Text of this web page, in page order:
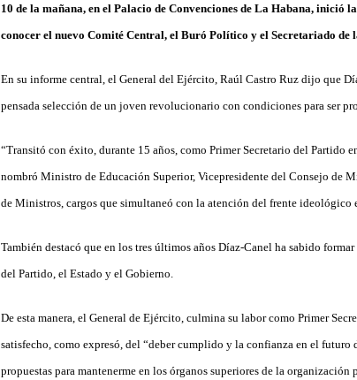
10 de la mañana, en el Palacio de Convenciones de La Habana, inició
conocer el nuevo Comité Central, el Buró Político y el Secretariado
En su informe central, el General del Ejército, Raúl Castro Ruz dijo que
pensada selección de un joven revolucionario con condiciones para ser
“Transitó con éxito, durante 15 años, como Primer Secretario del
nombró Ministro de Educación Superior, Vicepresidente del Consejo de
de Ministros, cargos que simultaneó con la atención del frente ideológico
También destacó que en los tres últimos años Díaz-Canel ha sabido
del Partido, el Estado y el Gobierno.
De esta manera, el General de Ejército, culmina su labor como Primer
satisfecho, como expresó, del “deber cumplido y la confianza en el
propuestas para mantenerme en los órganos superiores de la